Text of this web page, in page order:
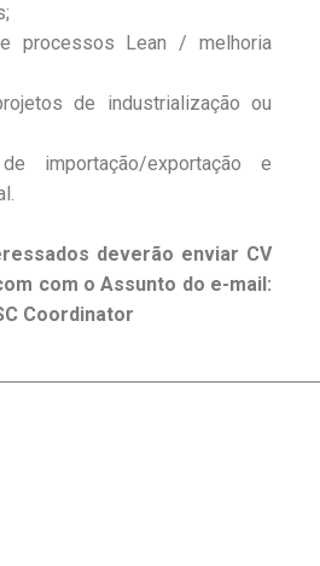
processos Lean / melhoria
de industrialização ou
importação/exportação e
deverão enviar CV
com o Assunto do e-mail:
Coordinator